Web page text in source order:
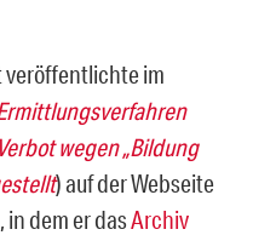
veröffentlichte im
wegen „Bildung
) auf der Webseite
in dem er dasArchiv